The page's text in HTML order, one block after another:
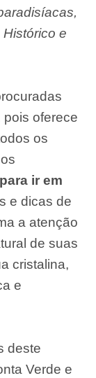
e
pois oferece
os
ir em
e dicas de
a atenção
de suas
cristalina,
e
deste
Verde e